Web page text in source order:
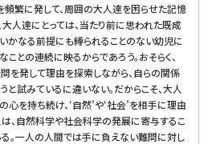
頻繁に発して、周囲の大人達を困らせた記憶
大人達にとっては、当たり前に思われた既成
かなる前提にも縛られることのない幼児に
ことの連続に映るからであろう。おそらく、
問を発して理由を探索しながら、自らの関係
と試みているに違いない。だからこそ、大人
心を持ち続け、‘自然’や‘社会’を相手に理由
、自然科学や社会科学の発展に寄与するこ
。一人の人間では手に負えない難問に対し